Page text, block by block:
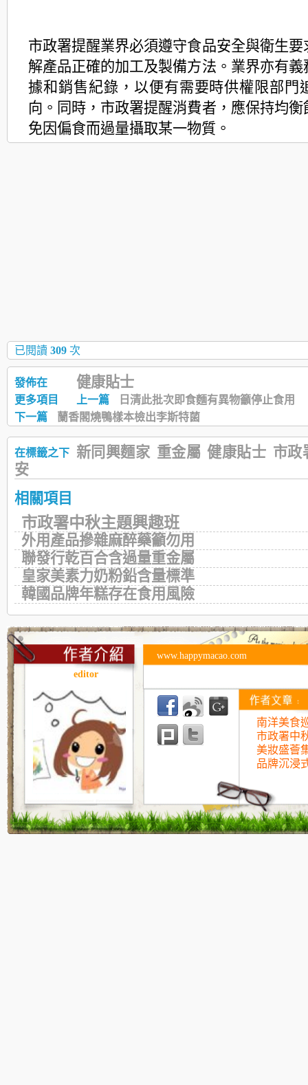
市政署提醒業界必須遵守食品安全與衛生要
解產品正確的加工及製備方法。業界亦有義
據和銷售紀錄，以便有需要時供權限部門
向。同時，市政署提醒消費者，應保持均
免因偏食而過量攝取某一物質。
已閱讀 309 次
發佈在 健康貼士
更多項目 上一篇
日清此批次即食麵有異物籲停止食用
下一篇
蘭香閣燒鴨樣本檢出李斯特菌
在標籤之下 新同興麵家 重金屬 健康貼士 市政
安
相關項目
市政署中秋主題興趣班
外用產品摻雜麻醉藥籲勿用
聯發行乾百合含過量重金屬
皇家美素力奶粉鉛含量標準
韓國品牌年糕存在食用風險
editor
www.happymacao.com
南洋美食
市政署中
美妝盛薈
品牌沉浸